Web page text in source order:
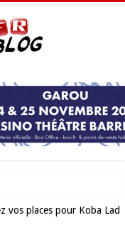
incontournable de
vos places pour Koba Lad